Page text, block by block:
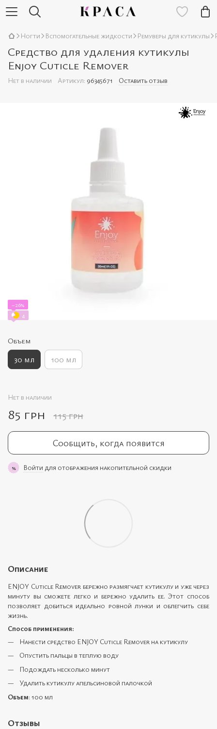
Ногти Вспомогательные жидкости Ремуверы для кутикулы
Средство для удаления кутикулы
Enjoy Cuticle Remover
Нет в наличии Артикул: 96345671 Оставить отзыв
−26%
4
Объем
30 мл 100 мл
Нет в наличии
85 грн 115 грн
Сообщить, когда появится
% Войти для отображения накопительной скидки
Описание
ENJOY Cuticle Remover бережно размягчает кутикулу и уже через
минуту вы сможете легко и бережно удалить ее. Этот способ
позволяет добиться идеально ровной лунки и облегчить себе
жизнь.
Способ применения:
Нанести средство ENJOY Cuticle Remover на кутикулу
Опустить пальцы в теплую воду
Подождать несколько минут
Удалить кутикулу апельсиновой палочкой
Объем: 100 мл
Отзывы